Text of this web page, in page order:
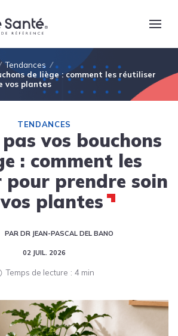
Tendances
de liège : comment les réutiliser
vos plantes
TENDANCES
vos bouchons
: comment les
prendre soin
plantes
PAR DR JEAN-PASCAL DEL BANO
02 JUIL. 2026
Temps de lecture 4 min